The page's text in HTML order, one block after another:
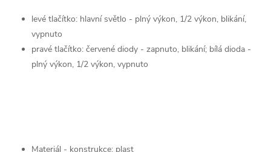
levé tlačítko: hlavní světlo - plný výkon, 1/2 výkon, blikání,
vypnuto
pravé tlačítko: červené diody - zapnuto, blikání; bílá dioda -
plný výkon, 1/2 výkon, vypnuto
Materiál - konstrukce: plast